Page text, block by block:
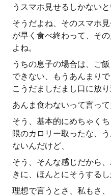
うスマホ見せるしかないと
そうだよね、そのスマホ
が早く食べ終わって、そ
よね。
うちの息子の場合は、ご
できない、もうあんまり
こうだましだまし口に放り
あんま食わないって言って
そう、基本的にめちゃく
限のカロリー取ったな、
ないんだけど、
そう、そんな感じだから
きに、ほんとにそうする
理想で言うとさ、私もさ、